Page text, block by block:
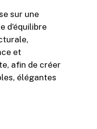
sur une
d’équilibre
et
afin de créer
élégantes